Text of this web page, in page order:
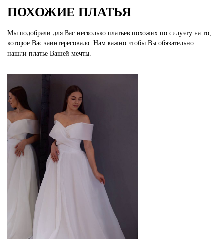
ПОХОЖИЕ ПЛАТЬЯ
Мы подобрали для Вас несколько платьев похожих по силуэту на то,
которое Вас заинтересовало. Нам важно чтобы Вы обязательно
нашли платье Вашей мечты.